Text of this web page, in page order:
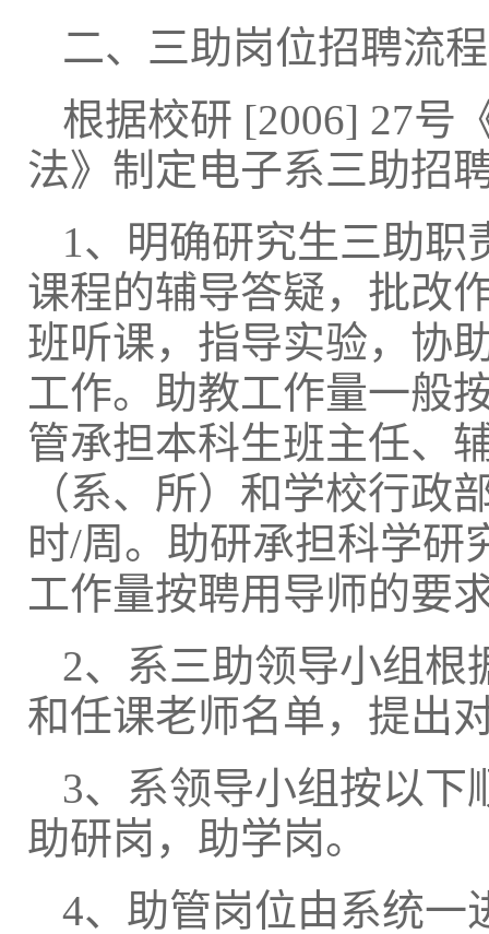
二、三助岗位招聘流程
根据校研 [2006] 27号
法》制定电子系三助招
1、明确研究生三助职
课程的辅导答疑，批改
班听课，指导实验，协
工作。助教工作量一般
管承担本科生班主任、
（系、所）和学校行政
时/周。助研承担科学研
工作量按聘用导师的要
2、系三助领导小组根
和任课老师名单，提出
3、系领导小组按以下
助研岗，助学岗。
4、助管岗位由系统一